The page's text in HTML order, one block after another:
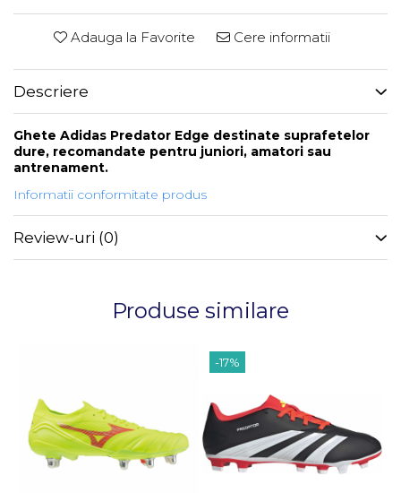
Adauga la Favorite Cere informatii
Descriere
Ghete Adidas Predator Edge destinate suprafetelor
dure, recomandate pentru juniori, amatori sau
antrenament.
Informatii conformitate produs
Review-uri (0)
Produse similare
-17%